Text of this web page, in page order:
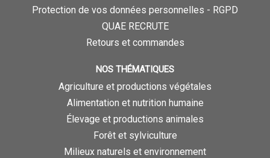
Protection de vos données personnelles - RGPD
QUAE RECRUTE
Retours et commandes
NOS THÉMATIQUES
Agriculture et productions végétales
Alimentation et nutrition humaine
Élevage et productions animales
Forêt et sylviculture
Milieux naturels et environnement